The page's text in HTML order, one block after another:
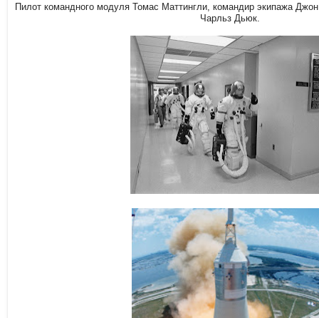
Пилот командного модуля Томас Маттингли, командир экипажа
Чарльз Дьюк.